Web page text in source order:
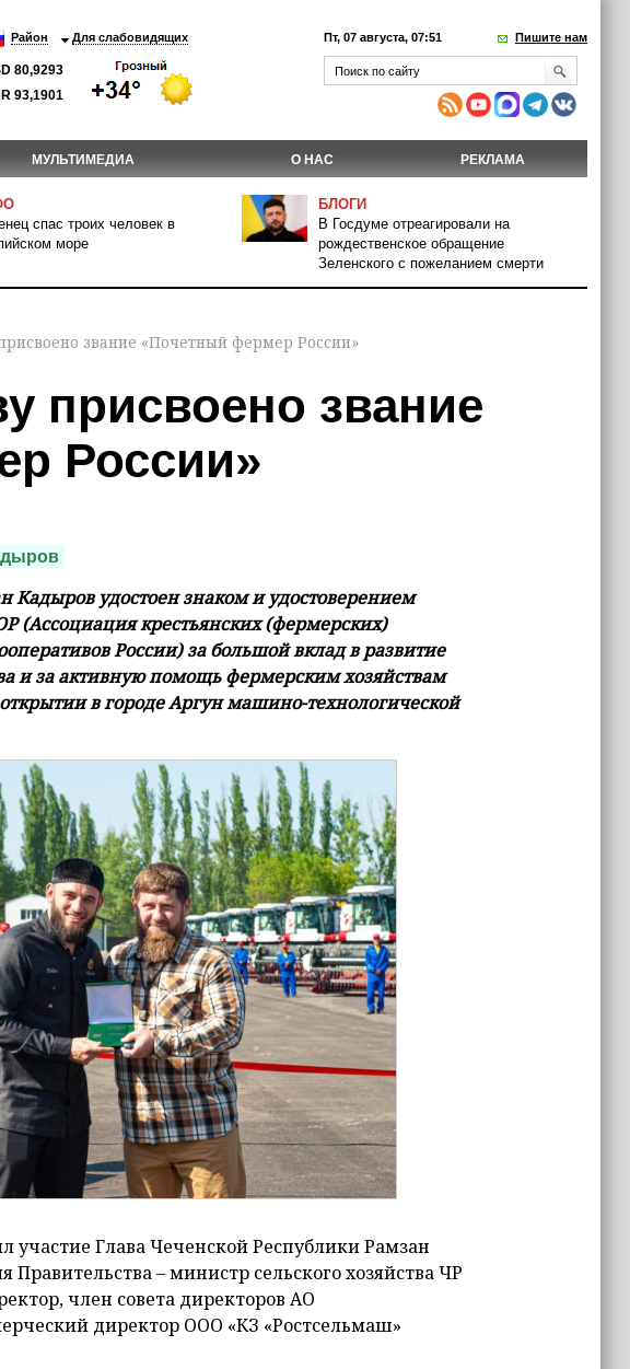
Район Для слабовидящих
80,9293
93,1901
Пт, 07 августа, 07:51 Пишите нам
МУЛЬТИМЕДИА О НАС РЕКЛАМА
спас троих человек в
море
БЛОГИ
В Госдуме отреагировали на
рождественское обращение
Зеленского с пожеланием смерти
звание «Почетный фермер России»
присвоено звание
России»
Кадыров удостоен знаком и удостоверением
(Ассоциация крестьянских (фермерских)
России) за большой вклад в развитие
и за активную помощь фермерским хозяйствам
в городе Аргун машино-технологической
Глава Чеченской Республики Рамзан
– министр сельского хозяйства ЧР
член совета директоров АО
директор ООО «КЗ «Ростсельмаш»